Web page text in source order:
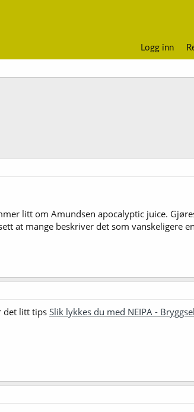
Logg inn
litt om Amundsen apocalyptic juice.
at mange beskriver det som vanskeligere
det litt tips Slik lykkes du med NEIPA -